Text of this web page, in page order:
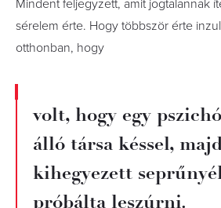
Mindent feljegyzett, amit jogtalannak
sérelem érte. Hogy többször érte
otthonban, hogy
volt, hogy egy
álló társa késsel,
kihegyezett
próbálta leszúrni.